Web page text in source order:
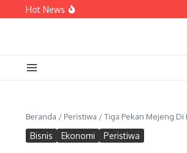
Lewati ke konten
Hot News
Beranda / Peristiwa /Tiga Pekan Mejeng Di
Bisnis Ekonomi Peristiwa